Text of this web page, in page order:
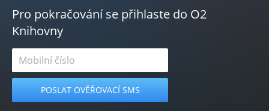
Pro pokračování se přihlaste do O2
Knihovny